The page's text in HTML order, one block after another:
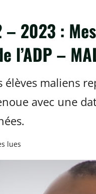
2023 :
l’ADP –
maliens
avec une
lues